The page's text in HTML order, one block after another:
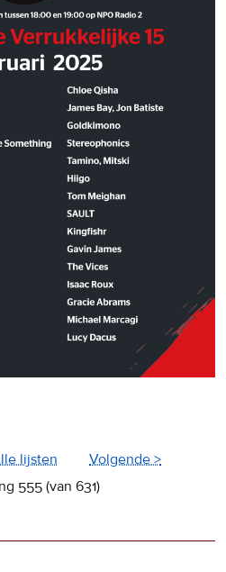
lijsten
Volgende >
555 (van 631)